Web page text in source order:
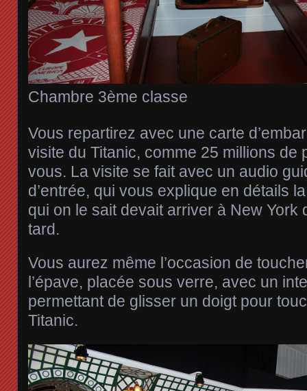
Chambre 3ème classe
Vous repartirez avec une carte
visite du Titanic, comme 25 millions de
vous. La visite se fait avec un audio
d’entrée, qui vous explique en détails
qui on le sait devait arriver à New York
tard.
Vous aurez même l’occasion de
l’épave, placée sous verre, avec un
permettant de glisser un doigt pour
Titanic.